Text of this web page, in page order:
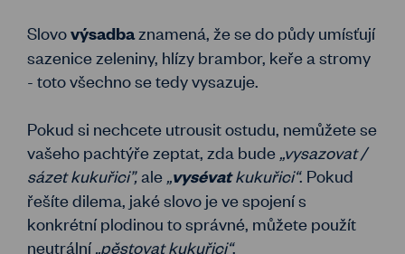
Slovovýsadbaznamená, že se do půdy umísťují
sazenice zeleniny, hlízy brambor, keře a stromy
- toto všechno se tedy vysazuje.
Pokud si nechcete utrousit ostudu, nemůžete se
vašeho pachtýře zeptat, zda bude „vysazovat /
sázet kukuřici”,ale vysévatkukuřici“. Pokud
řešíte dilema, jaké slovo je ve spojení s
konkrétní plodinou to správné, můžete použít
neutrální „pěstovat kukuřici“.